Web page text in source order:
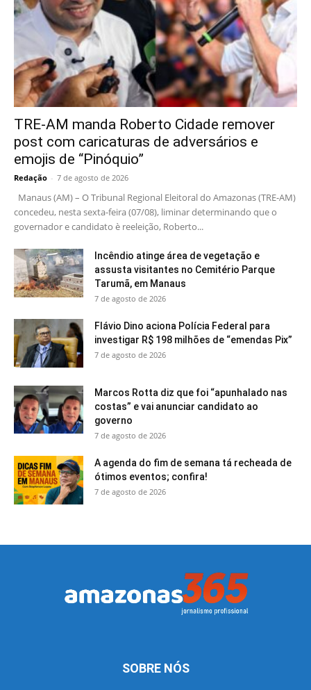
TRE-AM manda Roberto Cidade remover
post com caricaturas de adversários e
emojis de “Pinóquio”
Redação - 7 de agosto de 2026
Manaus (AM) – O Tribunal Regional Eleitoral do Amazonas (TRE-AM)
concedeu, nesta sexta-feira (07/08), liminar determinando que o
governador e candidato è reeleição, Roberto...
Incêndio atinge área de vegetação e
assusta visitantes no Cemitério Parque
Tarumã, em Manaus
7 de agosto de 2026
Flávio Dino aciona Polícia Federal para
investigar R$ 198 milhões de “emendas Pix”
7 de agosto de 2026
Marcos Rotta diz que foi “apunhalado nas
costas” e vai anunciar candidato ao
governo
7 de agosto de 2026
A agenda do fim de semana tá recheada de
ótimos eventos; confira!
7 de agosto de 2026
SOBRE NÓS